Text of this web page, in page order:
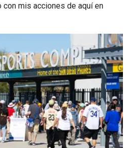
con mis acciones de aquí en